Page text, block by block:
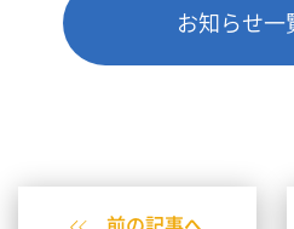
お知らせ一